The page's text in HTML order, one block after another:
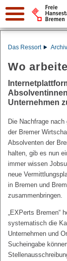
Suche:
Das Ressort Archiv
Wo
Unternehmen
Die Nachfrage
der Bremer
Absolventen der
halten, gib es nun
immer wissen
neue
in Bremen und
zusammenbringen.
„EXPerts Bremen“
systematisch die
Unternehmen und
Sucheingabe